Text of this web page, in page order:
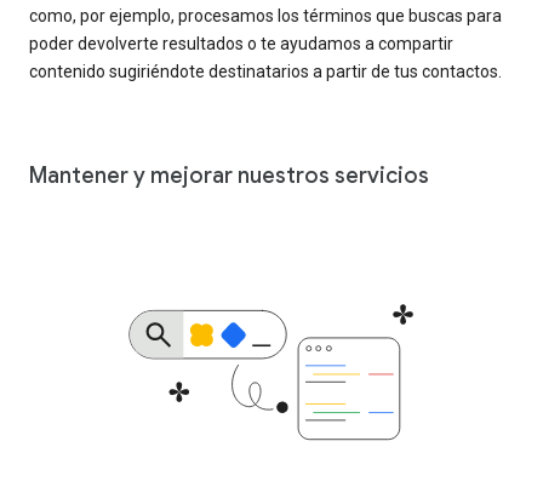
como, por ejemplo, procesamos los términos que buscas para
poder devolverte resultados o te ayudamos a compartir
contenido sugiriéndote destinatarios a partir de tus contactos.
Mantener y mejorar nuestros servicios